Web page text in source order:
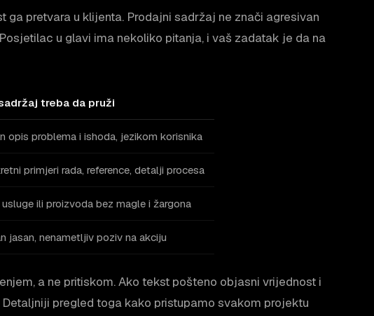
ga pretvara u klijenta. Prodajni sadržaj ne znači agresivan
u glavi ima nekoliko pitanja, i vaš zadatak je da na
treba da pruži
opis problema i ishoda, jezikom korisnika
primjeri rada, reference, detalji procesa
ili proizvoda bez magle i žargona
jasan, nenametljiv poziv na akciju
a ne pritiskom. Ako tekst pošteno objasni vrijednost i
pregled toga kako pristupamo svakom projektu